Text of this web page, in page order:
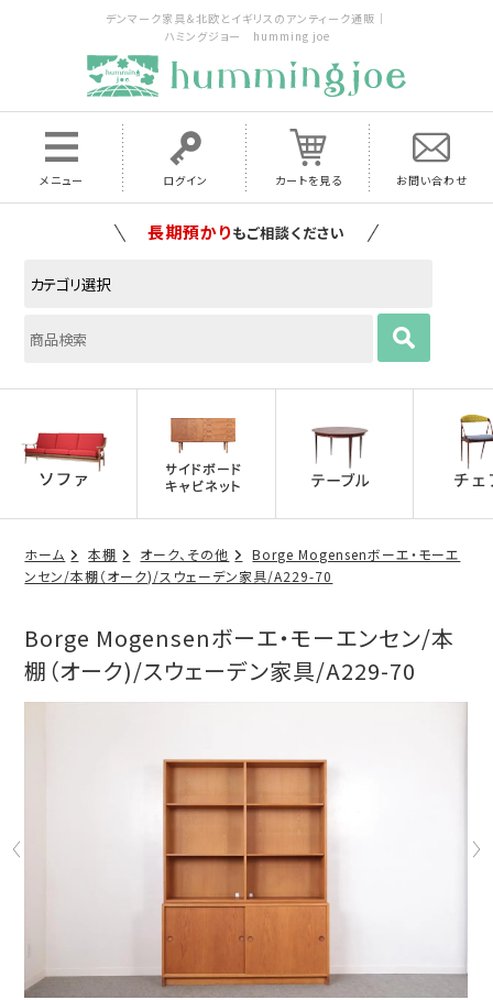
デンマーク家具＆北欧とイギリスのアンティーク通販｜
ハミングジョー humming joe
メニュー ログイン カートを見る お問い合わせ
家具の配送料は全国当店で負担いたします
ホーム 本棚 オーク、その他
Borge Mogensenボーエ・モーエ
ンセン/本棚（オーク)/スウェーデン家具/A229-70
Borge Mogensenボーエ・モーエンセン/本
棚（オーク)/スウェーデン家具/A229-70